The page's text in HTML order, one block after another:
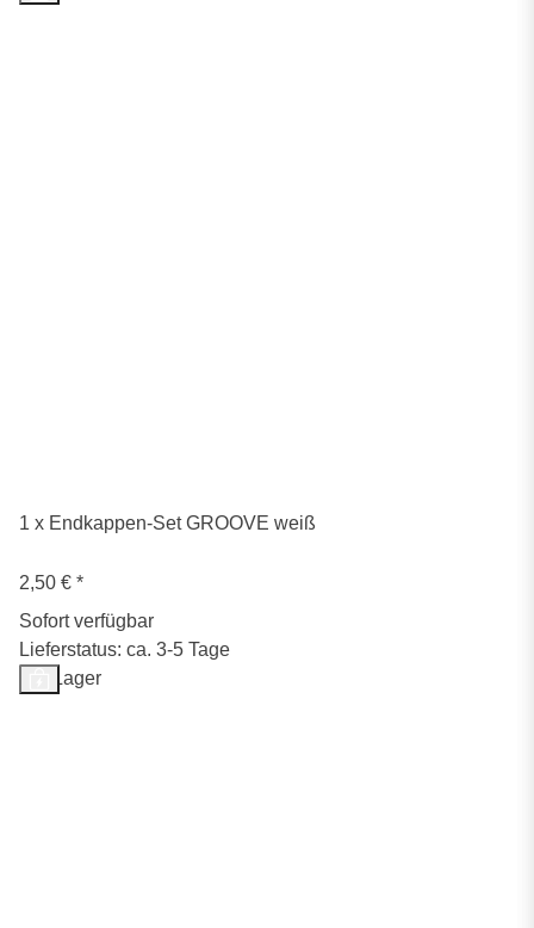
1 x Endkappen-Set GROOVE weiß
2,50 € *
Sofort verfügbar
Lieferstatus: ca. 3-5 Tage
Auf Lager